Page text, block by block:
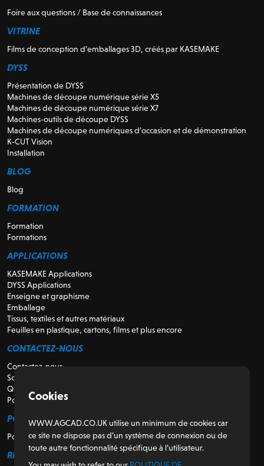
Foire aux questions / Base de connaissances
VITRINE
Films de conception d’emballages 3D, créés par KASEMAKE
DYSS
Présentation de DYSS
Machines de découpe numérique série X5
Machines de découpe numérique série X7
Machines-outils de découpe DYSS
Machines de découpe numériques d’occasion et de démonstration
K-CUT Vision
Installation
BLOG
Blog
FORMATION
Formation
Formations
APPLICATIONS
KASEMAKE Applications
DYSS Applications
Enseigne et graphisme
Emballage
Tissus, textiles et autres matériaux
Feuilles en plastique, cartons, films et plus encore
CONTACTEZ-NOUS
Contactez-nous
Soutien
Qui sommes-nous
Pour les revendeurs
POUR LES CLIENTS
Portail client
RÉGULATEUR
Cookies
WWW.AGCAD.CO.UK utilise un minimum de cookies car
ce site ne dispose pas d’un système de connexion ou de
toute autre fonctionnalité spécifique à l’utilisateur.